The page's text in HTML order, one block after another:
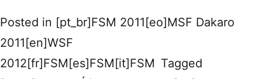
Posted in [pt_br]FSM 2011[eo]MSF Dakaro
2011[en]WSF
2012[fr]FSM[es]FSM[it]FSM Tagged